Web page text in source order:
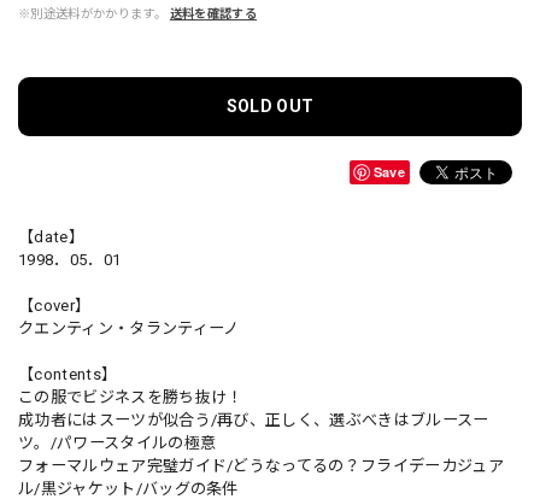
※別途送料がかかります。 送料を確認する
SOLD OUT
Save
【date】
1998．05．01
【cover】
クエンティン・タランティーノ
【contents】
この服でビジネスを勝ち抜け！
成功者にはスーツが似合う/再び、正しく、選ぶべきはブルースー
ツ。/パワースタイルの極意
フォーマルウェア完璧ガイド/どうなってるの？フライデーカジュア
ル/黒ジャケット/バッグの条件